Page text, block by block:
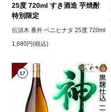
25度 720ml すき酒造 芋焼酎
特別限定
伝須木 番外 ベニヒナタ 25度 720ml
1,680円(税込)
17